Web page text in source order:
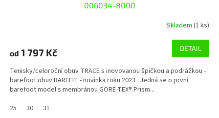
006034-8000
Skladem (1 ks)
od 1 797 Kč DETAIL
Tenisky/celoroční obuv TRACE s inovovanou špičkou a podrážkou -
barefoot obuv BAREFIT - novinka roku 2023. Jedná se o první
barefoot model s membránou GORE-TEX® Prism...
25
30 31